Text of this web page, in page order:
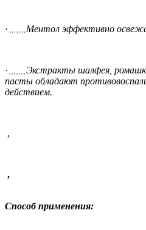
· , , , , , , , Ментол эффективно
· , , , , , , , Экстракты шалфея,
пасты обладают
действием.
,
,
Способ применения: